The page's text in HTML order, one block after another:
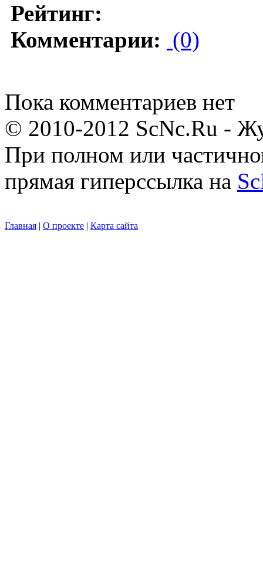
Рейтинг:
Комментарии: (0)
Пока комментариев нет
© 2010-2012 ScNc.Ru -
При полном или
прямая гиперссылка на
Главная | О проекте | Карта сайта